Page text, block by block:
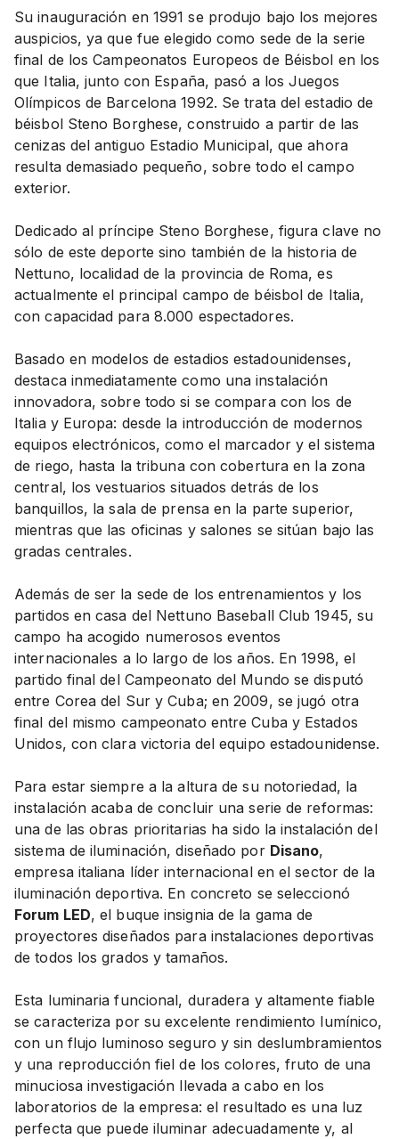
Su inauguración en 1991 se produjo bajo los mejores
auspicios, ya que fue elegido como sede de la serie
final de los Campeonatos Europeos de Béisbol en los
que Italia, junto con España, pasó a los Juegos
Olímpicos de Barcelona 1992. Se trata del estadio de
béisbol Steno Borghese, construido a partir de las
cenizas del antiguo Estadio Municipal, que ahora
resulta demasiado pequeño, sobre todo el campo
exterior.
Dedicado al príncipe Steno Borghese, figura clave no
sólo de este deporte sino también de la historia de
Nettuno, localidad de la provincia de Roma, es
actualmente el principal campo de béisbol de Italia,
con capacidad para 8.000 espectadores.
Basado en modelos de estadios estadounidenses,
destaca inmediatamente como una instalación
innovadora, sobre todo si se compara con los de
Italia y Europa: desde la introducción de modernos
equipos electrónicos, como el marcador y el sistema
de riego, hasta la tribuna con cobertura en la zona
central, los vestuarios situados detrás de los
banquillos, la sala de prensa en la parte superior,
mientras que las oficinas y salones se sitúan bajo las
gradas centrales.
Además de ser la sede de los entrenamientos y los
partidos en casa del Nettuno Baseball Club 1945, su
campo ha acogido numerosos eventos
internacionales a lo largo de los años. En 1998, el
partido final del Campeonato del Mundo se disputó
entre Corea del Sur y Cuba; en 2009, se jugó otra
final del mismo campeonato entre Cuba y Estados
Unidos, con clara victoria del equipo estadounidense.
Para estar siempre a la altura de su notoriedad, la
instalación acaba de concluir una serie de reformas:
una de las obras prioritarias ha sido la instalación del
sistema de iluminación, diseñado por Disano,
empresa italiana líder internacional en el sector de la
iluminación deportiva. En concreto se seleccionó
Forum LED, el buque insignia de la gama de
proyectores diseñados para instalaciones deportivas
de todos los grados y tamaños.
Esta luminaria funcional, duradera y altamente fiable
se caracteriza por su excelente rendimiento lumínico,
con un flujo luminoso seguro y sin deslumbramientos
y una reproducción fiel de los colores, fruto de una
minuciosa investigación llevada a cabo en los
laboratorios de la empresa: el resultado es una luz
perfecta que puede iluminar adecuadamente y, al